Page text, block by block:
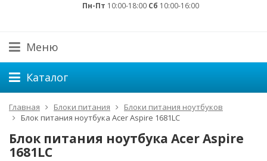
Пн-Пт 10:00-18:00 Сб 10:00-16:00
Меню
Каталог
Главная Блоки питания
Блоки питания ноутбуков
Блок питания ноутбука Acer Aspire 1681LC
Блок питания ноутбука Acer Aspire
1681LC